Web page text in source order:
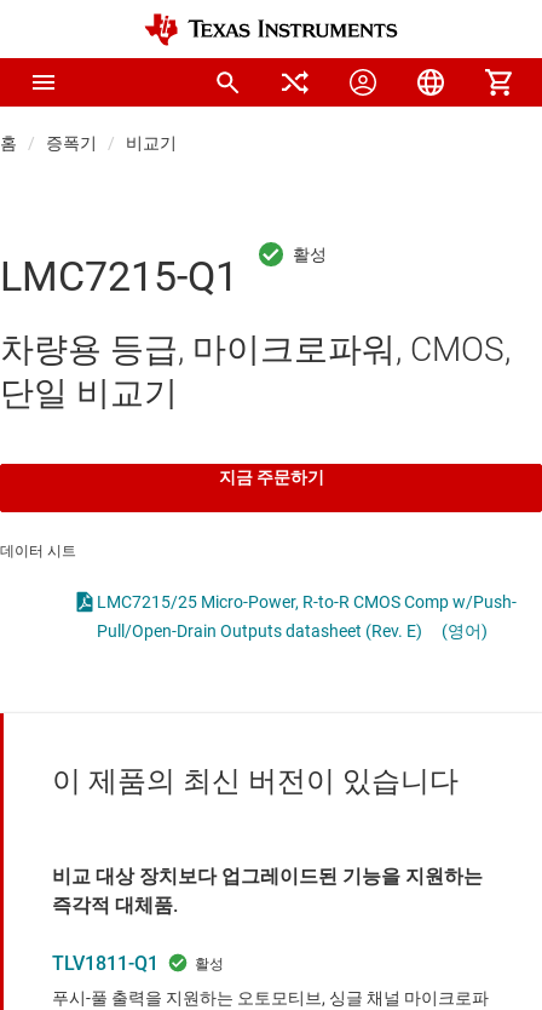
홈 증폭기 비교기
LMC7215-Q1
차량용 등급, 마이크로파워, CMOS,
단일 비교기
지금 주문하기
데이터 시트
LMC7215/25 Micro-Power, R-to-R CMOS Comp w/Push-
Pull/Open-Drain Outputs datasheet (Rev. E)
(영어)
이 제품의 최신 버전이 있습니다
비교 대상 장치보다 업그레이드된 기능을 지원하는
즉각적 대체품.
TLV1811-Q1
푸시-풀 출력을 지원하는 오토모티브, 싱글 채널 마이크로파